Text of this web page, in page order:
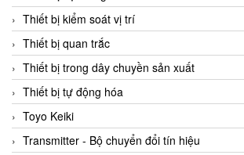
Thiết bị kiểm soát vị trí
Thiết bị quan trắc
Thiết bị trong dây chuyền sản xuất
Thiết bị tự động hóa
Toyo Keiki
Transmitter - Bộ chuyển đổi tín hiệu